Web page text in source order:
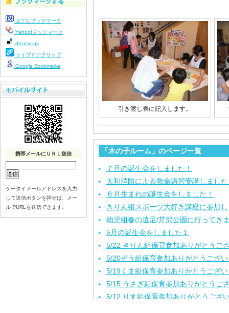
引き渡し表に記入します。
「木の子ルーム」のページ一覧
７月の誕生会をしました！
大和消防による救命講習受講しまし
６月生まれの誕生会をしました！
きりん組スポーツ大好き講座に参加
幼児組春の遠足/芹沢公園に行ってき
5月の誕生会をしました１
5/22 きりん組保育参加ありがとうご
5/20ぞう組保育参加ありがとうござ
5/19くま組保育参加ありがとうござ
5/15 うさぎ組保育参加ありがとうご
5/12 りす組保育参加ありがとうござ
はてなブックマーク
Yahoo!ブックマーク
del.icio.us
ライブドアクリップ
Google Bookmarks
携帯メールにＵＲＬ送信
ケータイメールアドレスを入力
して送信ボタンを押せば、メー
ルでURLを送信できます。